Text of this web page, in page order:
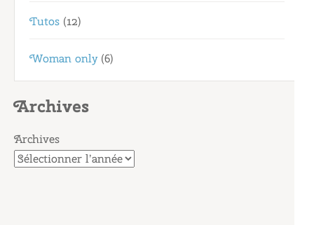
Tutos (12)
Woman only(6)
Archives
Archives